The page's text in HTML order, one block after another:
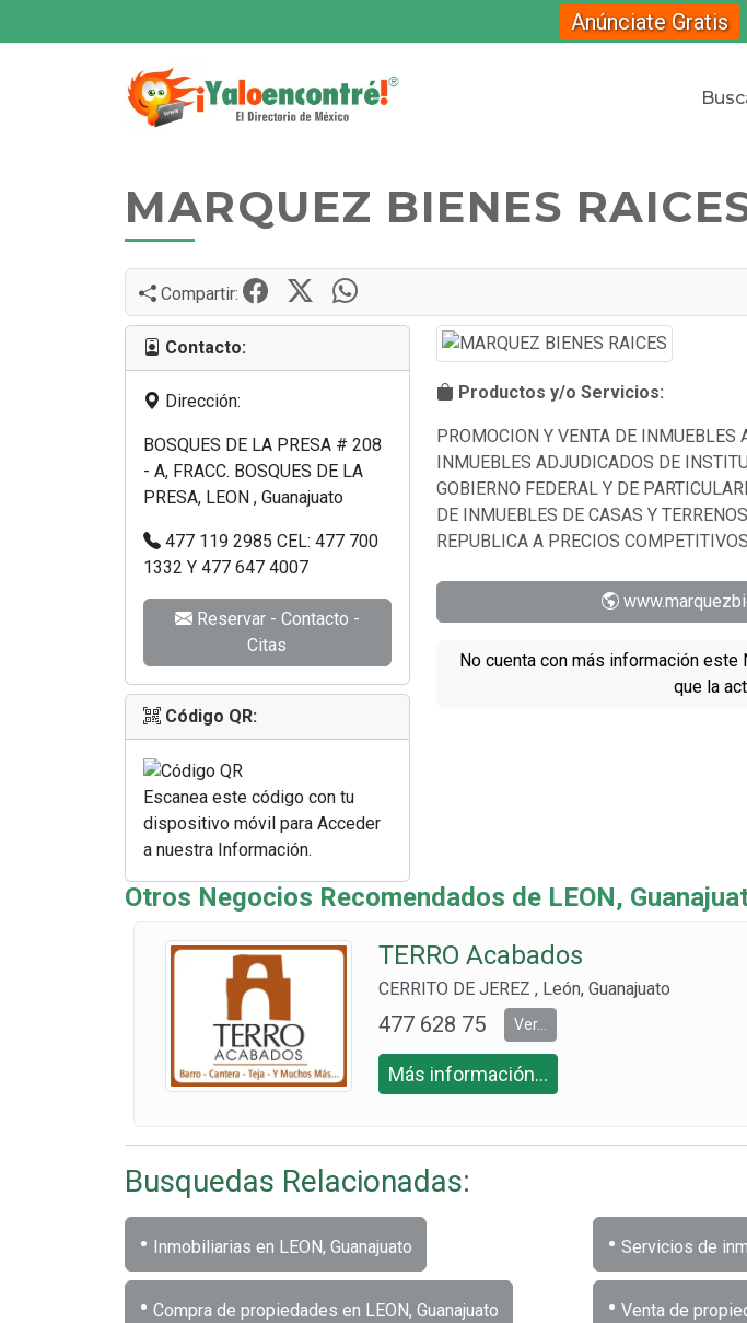
Anúnciate Gratis
MARQUEZ BIENES
Compartir:
Contacto:
Dirección:
BOSQUES DE LA PRESA # 208
- A, FRACC. BOSQUES DE LA
PRESA, LEON , Guanajuato
477 119 2985 CEL: 477 700
1332 Y 477 647 4007
Reservar - Contacto -
Citas
Código QR:
Escanea este código con tu
dispositivo móvil para Acceder
a nuestra Información.
Productos y/o Servicios:
PROMOCION Y VENTA DE
INMUEBLES ADJUDICADOS DE
GOBIERNO FEDERAL Y DE
DE INMUEBLES DE CASAS Y
REPUBLICA A PRECIOS COMPETITIVOS
No cuenta con más información este
que la
Otros Negocios Recomendados de LEON,
TERRO Acabados
CERRITO DE JEREZ , León, Guanajuato
477 628 75
15
Ver...
Más información...
Busquedas Relacionadas:
• Inmobiliarias en LEON, Guanajuato • Servicios de
• Compra de propiedades en LEON, Guanajuato • Venta de